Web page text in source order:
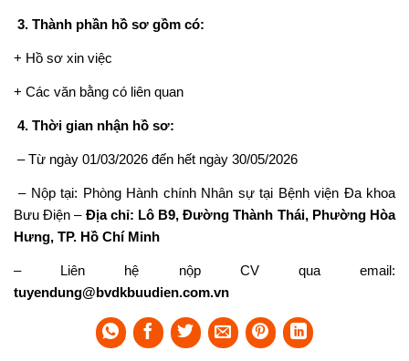
3. Thành phần hồ sơ gồm có:
+ Hồ sơ xin việc
+ Các văn bằng có liên quan
4. Thời gian nhận hồ sơ:
– Từ ngày 01/03/2026 đến hết ngày 30/05/2026
– Nộp tại: Phòng Hành chính Nhân sự tại Bệnh viện Đa khoa
Bưu Điện – Địa chỉ: Lô B9, Đường Thành Thái, Phường Hòa
Hưng, TP. Hồ Chí Minh
– Liên hệ nộp CV qua email:
tuyendung@bvdkbuudien.com.vn